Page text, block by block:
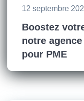
12 septembre
Boostez
notre
pour PME